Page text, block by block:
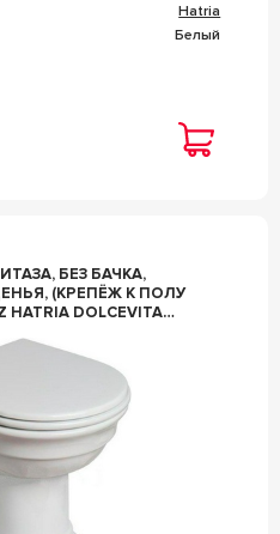
Hatria
Белый
БЕЗ БАЧКА,
(КРЕПЁЖ К ПОЛУ
DOLCEVITA